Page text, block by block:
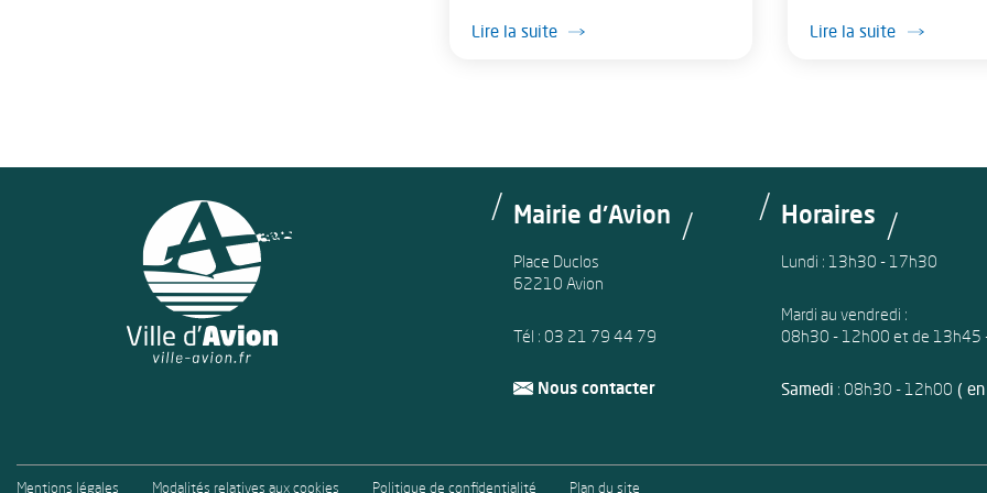
Lire la suite Lire la suite
Mairie d'Avion
Place Duclos
62210 Avion
Tél : 03 21 79 44 79
Nous contacter
Horaires
Lundi : 13h30 - 17h30
Mardi au vendredi :
08h30 - 12h00 et de 13h45
Samedi : 08h30 - 12h00 (
Mentions légales Modalités relatives aux cookies Politique de confidentialité Plan du site